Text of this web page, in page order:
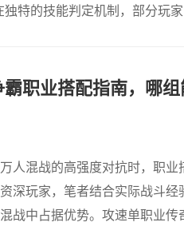
特的技能判定机制，部分玩家
职业搭配指南，哪组
人混战的高强度对抗时，职业
深玩家，笔者结合实际战斗经
战中占据优势。攻速单职业传